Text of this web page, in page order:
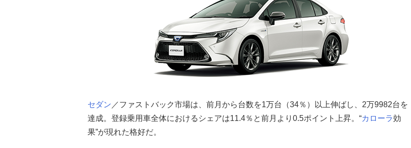
セダン ／ファストバック市場は、前月から台数を1万台（34％）以上伸ばし、2万9982台を
達成。登録乗用車全体におけるシェアは11.4％と前月より0.5ポイント上昇。“カローラ効
果”が現れた格好だ。